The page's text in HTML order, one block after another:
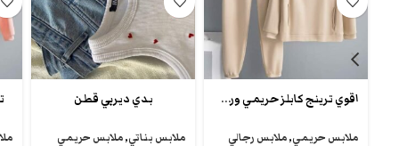
اقوي ترينج كابلز حريمي ورجالي
ملابس حريمي,ملابس رجالي
بدي ديربي قطن
ملابس بناتي,ملابس حريمي